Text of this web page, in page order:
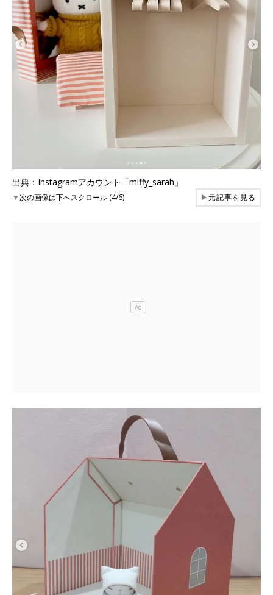
出典：Instagramアカウント「miffy_sarah」
▼次の画像は下へスクロール (4/6) ▶元記事を見る